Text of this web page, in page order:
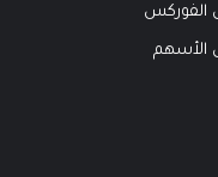
الفوركس
الأسهم